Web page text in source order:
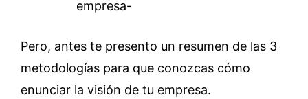
empresa-
Pero, antes te presento un resumen de las 3
metodologías para que conozcas cómo
enunciar la visión de tu empresa.